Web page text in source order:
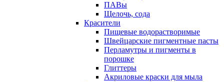
ПАВы
Щелочь, сода
Красители
Пищевые водорастворимые
Швейцарские пигментные пасты
Перламутры и пигменты в
порошке
Глиттеры
Акриловые краски для мыла